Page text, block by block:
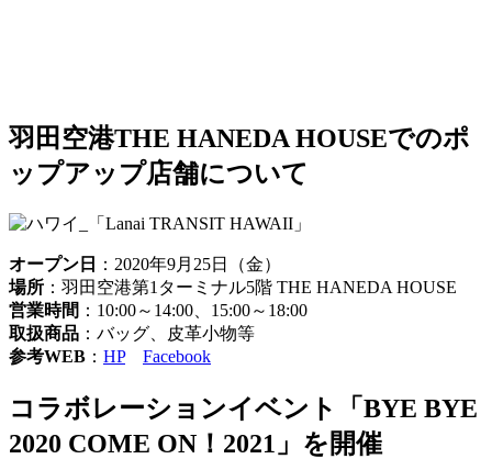
羽田空港THE HANEDA HOUSEでのポ
ップアップ店舗について
オープン日
：2020年9月25日（金）
場所 ：羽田空港第1ターミナル5階 THE HANEDA HOUSE
営業時間 ：10:00～14:00、15:00～18:00
取扱商品 ：バッグ、皮革小物等
参考WEB ： HP Facebook
コラボレーションイベント「BYE BYE
2020 COME ON！2021」を開催